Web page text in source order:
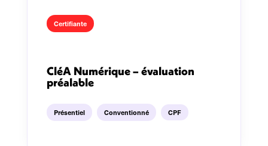
Certifiante
CléA Numérique – évaluation
préalable
Présentiel Conventionné CPF